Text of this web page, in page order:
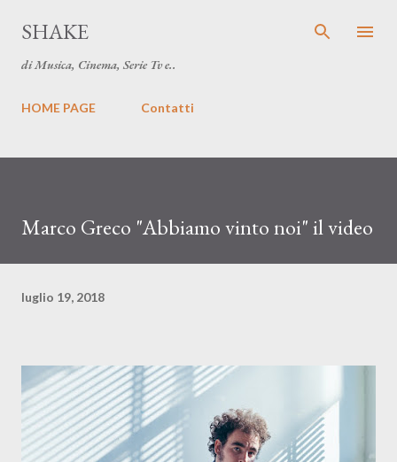
SHAKE
di Musica, Cinema, Serie Tv e..
HOME PAGE Contatti
Marco Greco "Abbiamo vinto noi" il video
luglio 19, 2018